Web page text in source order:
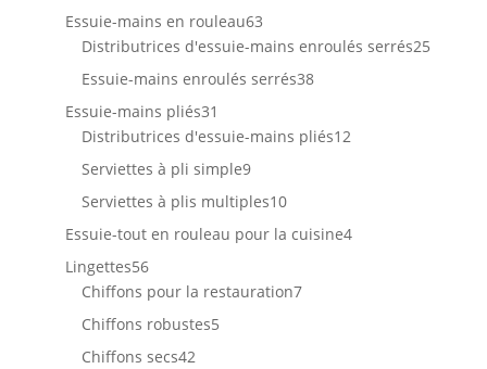
Essuie-mains en rouleau6363
produits
Distributrices d'essuie-mains enroulés serrés2525
Essuie-mains enroulés serrés3838
Essuie-mains pliés31
produits
Distributrices d'essuie-mains pliés1212
Serviettes à pli simple99
produits
Serviettes à plis multiples1010
produits
Essuie-tout en rouleau pour la cuisine44
Lingettes5656
produits
Chiffons pour la restauration77
Chiffons robustes55
Chiffons secs4242